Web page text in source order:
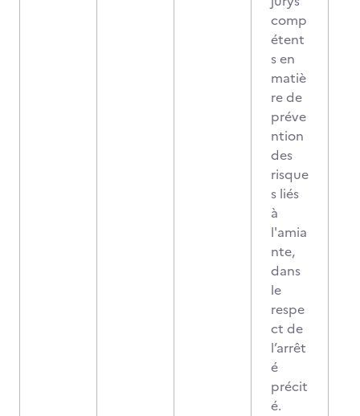
comp
étent
s en
matiè
re de
préve
ntion
des
risque
s liés
à
l'amia
nte,
dans
le
respe
ct de
l’arrêt
é
précit
é.